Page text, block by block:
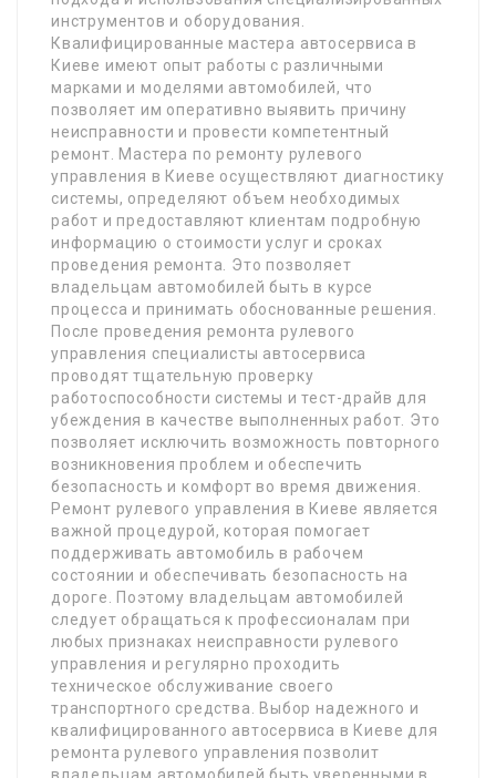
инструментов и оборудования.
Квалифицированные мастера автосервиса в
Киеве имеют опыт работы с различными
марками и моделями автомобилей, что
позволяет им оперативно выявить причину
неисправности и провести компетентный
ремонт. Мастера по ремонту рулевого
управления в Киеве осуществляют диагностику
системы, определяют объем необходимых
работ и предоставляют клиентам подробную
информацию о стоимости услуг и сроках
проведения ремонта. Это позволяет
владельцам автомобилей быть в курсе
процесса и принимать обоснованные решения.
После проведения ремонта рулевого
управления специалисты автосервиса
проводят тщательную проверку
работоспособности системы и тест-драйв для
убеждения в качестве выполненных работ. Это
позволяет исключить возможность повторного
возникновения проблем и обеспечить
безопасность и комфорт во время движения.
Ремонт рулевого управления в Киеве является
важной процедурой, которая помогает
поддерживать автомобиль в рабочем
состоянии и обеспечивать безопасность на
дороге. Поэтому владельцам автомобилей
следует обращаться к профессионалам при
любых признаках неисправности рулевого
управления и регулярно проходить
техническое обслуживание своего
транспортного средства. Выбор надежного и
квалифицированного автосервиса в Киеве для
ремонта рулевого управления позволит